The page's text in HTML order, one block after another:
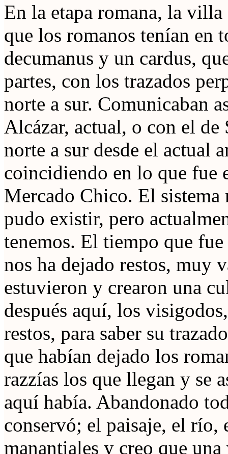
En la etapa romana, la
que los romanos tenían en
decumanus y un cardus,
partes, con los trazados
norte a sur. Comunicaban
Alcázar, actual, o con el de
norte a sur desde el actual
coincidiendo en lo que fue
Mercado Chico. El sistema
pudo existir, pero
tenemos. El tiempo que
nos ha dejado restos, muy
estuvieron y crearon una
después aquí, los
restos, para saber su
que habían dejado los
razzías los que llegan y se
aquí había. Abandonado
conservó; el paisaje, el río,
manantiales y creo que